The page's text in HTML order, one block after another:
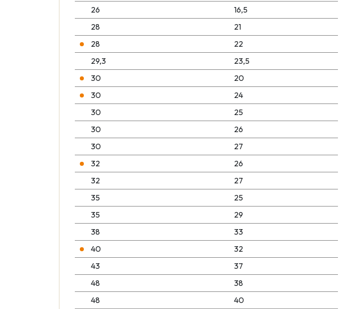
26
16,5
28
21
28
22
29,3
23,5
30
20
30
24
30
25
30
26
30
27
32
26
32
27
35
25
35
29
38
33
40
32
43
37
48
38
48
40